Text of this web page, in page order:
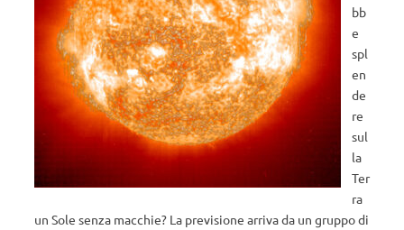
bb
e
spl
en
de
re
sul
la
Ter
ra
un Sole senza macchie? La previsione arriva da un gruppo di